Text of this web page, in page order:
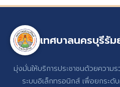
เทศบาลนครบุรีรัม
มุ่งมั่นให้บริการประชาชนด้วยความ
ระบบอิเล็กทรอนิกส์ เพื่อยกระ